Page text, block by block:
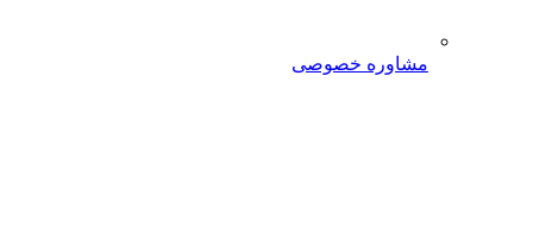
مشاوره خصوصی